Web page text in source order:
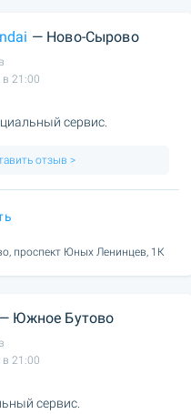
— Ново-Сырово
в 21:00
сервис.
отзыв >
проспект Юных Ленинцев, 1К
— Южное Бутово
в 21:00
сервис.